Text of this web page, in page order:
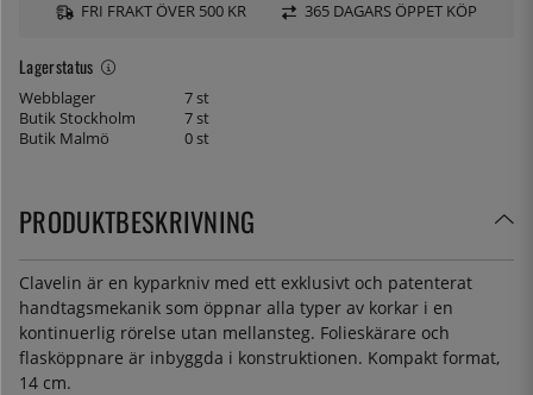
Lagerstatus
Webblager
7 st
Butik Stockholm
7 st
Butik Malmö
0 st
FRI FRAKT ÖVER 500 KR 365 DAGARS ÖPPET KÖP
PRODUKTBESKRIVNING
Clavelin är en kyparkniv med ett exklusivt och patenterat
handtagsmekanik som öppnar alla typer av korkar i en
kontinuerlig rörelse utan mellansteg. Folieskärare och
flasköppnare är inbyggda i konstruktionen. Kompakt format,
14 cm.